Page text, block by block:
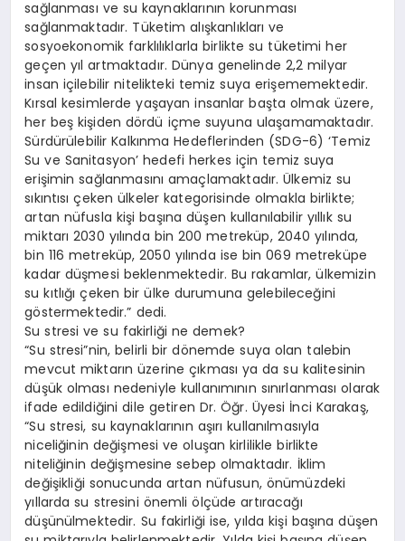
sağlanması ve su kaynaklarının korunması
sağlanmaktadır. Tüketim alışkanlıkları ve
sosyoekonomik farklılıklarla birlikte su tüketimi her
geçen yıl artmaktadır. Dünya genelinde 2,2 milyar
insan içilebilir nitelikteki temiz suya erişememektedir.
Kırsal kesimlerde yaşayan insanlar başta olmak üzere,
her beş kişiden dördü içme suyuna ulaşamamaktadır.
Sürdürülebilir Kalkınma Hedeflerinden (SDG-6) ‘Temiz
Su ve Sanitasyon’ hedefi herkes için temiz suya
erişimin sağlanmasını amaçlamaktadır. Ülkemiz su
sıkıntısı çeken ülkeler kategorisinde olmakla birlikte;
artan nüfusla kişi başına düşen kullanılabilir yıllık su
miktarı 2030 yılında bin 200 metreküp, 2040 yılında,
bin 116 metreküp, 2050 yılında ise bin 069 metreküpe
kadar düşmesi beklenmektedir. Bu rakamlar, ülkemizin
su kıtlığı çeken bir ülke durumuna gelebileceğini
göstermektedir.” dedi.
Su stresi ve su fakirliği ne demek?
“Su stresi”nin, belirli bir dönemde suya olan talebin
mevcut miktarın üzerine çıkması ya da su kalitesinin
düşük olması nedeniyle kullanımının sınırlanması olarak
ifade edildiğini dile getiren Dr. Öğr. Üyesi İnci Karakaş,
“Su stresi, su kaynaklarının aşırı kullanılmasıyla
niceliğinin değişmesi ve oluşan kirlilikle birlikte
niteliğinin değişmesine sebep olmaktadır. İklim
değişikliği sonucunda artan nüfusun, önümüzdeki
yıllarda su stresini önemli ölçüde artıracağı
düşünülmektedir. Su fakirliği ise, yılda kişi başına düşen